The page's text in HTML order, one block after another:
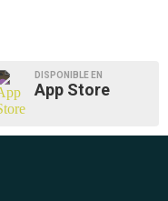
DISPONIBLE EN
App Store